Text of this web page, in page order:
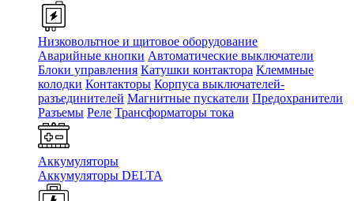
Низковольтное и щитовое оборудование
Аварийные кнопки Автоматические выключатели
Блоки управления Катушки контактора Клеммные
колодки Контакторы Корпуса выключателей-
разъединителей Магнитные пускатели Предохранители
Разъемы Реле Трансформаторы тока
Аккумуляторы
Аккумуляторы DELTA